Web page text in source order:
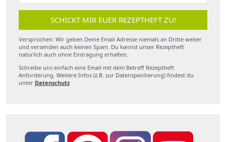
SCHICKT MIR EUER REZEPTHEFT ZU!
Versprochen: Wir geben Deine Email Adresse niemals an Dritte weiter
und versenden auch keinen Spam. Du kannst unser Rezeptheft
natürlich auch ohne Eintragung erhalten.
Schreibe uns einfach eine Email mit dem Betreff Rezeptheft
Anforderung. Weitere Infos (z.B. zur Datenspeicherung) findest du
unter Datenschutz